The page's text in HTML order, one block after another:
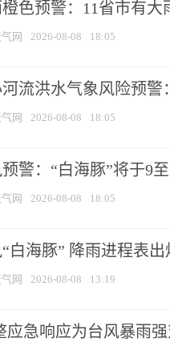
色预警：11省市有
网 2026-08-08 18:05
河流洪水气象风险预
网 2026-08-08 18:05
警：“白海豚”将于9
网 2026-08-08 18:05
白海豚” 降雨进程表
网 2026-08-08 13:19
应急响应为台风暴雨